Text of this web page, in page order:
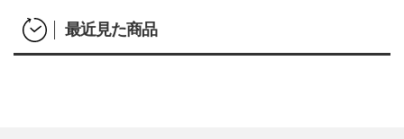
最近見た商品